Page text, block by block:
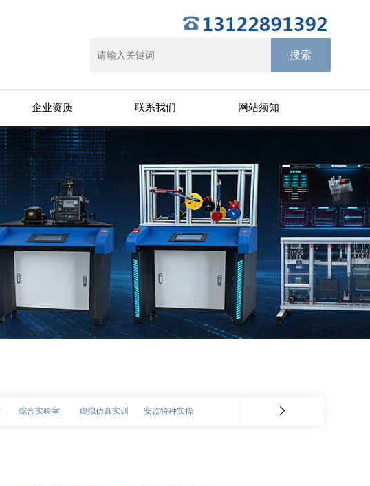
企业资质 联系我们 网站须知
综合实验室 虚拟仿真实训 安监特种实操